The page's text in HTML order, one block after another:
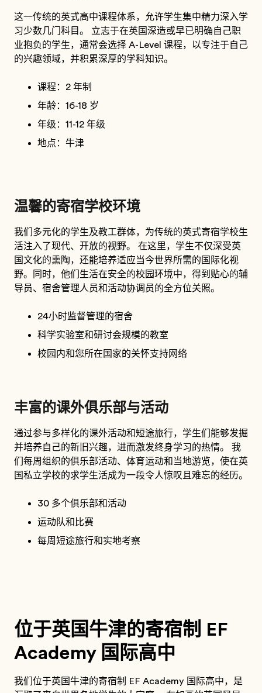
这一传统的英式高中课程体系，允许学生集中精力深入学
习少数几门科目。 立志于在英国深造或早已明确自己职
业抱负的学生，通常会选择 A-Level 课程，以专注于自己
的兴趣领域，并积累深厚的学科知识。
课程：2 年制
年龄：16-18 岁
年级：11-12 年级
地点：牛津
温馨的寄宿学校环境
我们多元化的学生及教工群体，为传统的英式寄宿学校生
活注入了现代、开放的视野。 在这里，学生不仅深受英
国文化的熏陶，还能培养适应当今世界所需的国际化视
野。同时，他们生活在安全的校园环境中，得到贴心的辅
导员、宿舍管理人员和活动协调员的全方位关照。
24小时监督管理的宿舍
科学实验室和研讨会规模的教室
校园内和您所在国家的关怀支持网络
丰富的课外俱乐部与活动
通过参与多样化的课外活动和短途旅行，学生们能够发掘
并培养自己的新旧兴趣，进而激发终身学习的热情。 我
们每周组织的俱乐部活动、体育运动和当地游览，使在英
国私立学校的求学生活成为一段令人惊叹且难忘的经历。
30 多个俱乐部和活动
运动队和比赛
每周短途旅行和实地考察
位于英国牛津的寄宿制 EF
Academy 国际高中
我们位于英国牛津的寄宿制 EF Academy 国际高中，是